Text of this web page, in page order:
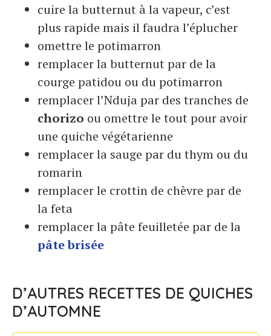
cuire la butternut à la vapeur, c’est
plus rapide mais il faudra l’éplucher
omettre le potimarron
remplacer la butternut par de la
courge patidou ou du potimarron
remplacer l’Nduja par des tranches de
chorizo ou omettre le tout pour avoir
une quiche végétarienne
remplacer la sauge par du thym ou du
romarin
remplacer le crottin de chèvre par de
la feta
remplacer la pâte feuilletée par de la
pâte brisée
D’AUTRES RECETTES DE QUICHES
D’AUTOMNE